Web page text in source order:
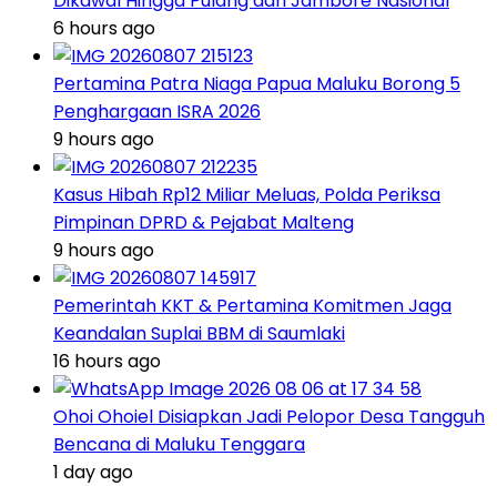
6 hours ago
Pertamina Patra Niaga Papua Maluku Borong 5
Penghargaan ISRA 2026
9 hours ago
Kasus Hibah Rp12 Miliar Meluas, Polda Periksa
Pimpinan DPRD & Pejabat Malteng
9 hours ago
Pemerintah KKT & Pertamina Komitmen Jaga
Keandalan Suplai BBM di Saumlaki
16 hours ago
Ohoi Ohoiel Disiapkan Jadi Pelopor Desa Tangguh
Bencana di Maluku Tenggara
1 day ago